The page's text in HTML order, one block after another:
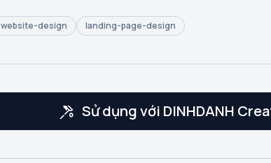
website-design landing-page-design
Sử dụng với DINHDANH